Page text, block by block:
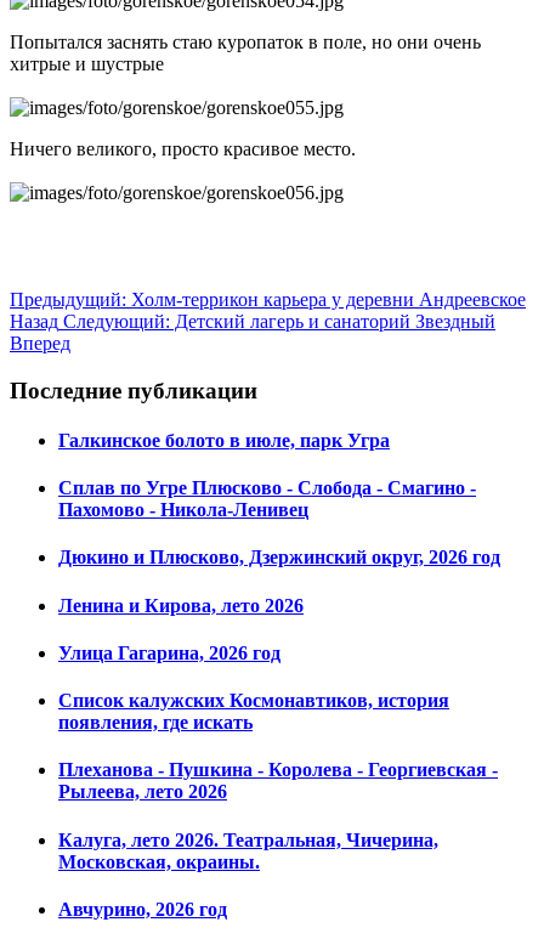
Попытался заснять стаю куропаток в поле, но они очень
хитрые и шустрые
Ничего великого, просто красивое место.
Предыдущий: Холм-террикон карьера у деревни Андреевское
Назад Следующий: Детский лагерь и санаторий Звездный
Вперед
Последние публикации
Галкинское болото в июле, парк Угра
Сплав по Угре Плюсково - Слобода - Смагино -
Пахомово - Никола-Ленивец
Дюкино и Плюсково, Дзержинский округ, 2026 год
Ленина и Кирова, лето 2026
Улица Гагарина, 2026 год
Список калужских Космонавтиков, история
появления, где искать
Плеханова - Пушкина - Королева - Георгиевская -
Рылеева, лето 2026
Калуга, лето 2026. Театральная, Чичерина,
Московская, окраины.
Авчурино, 2026 год